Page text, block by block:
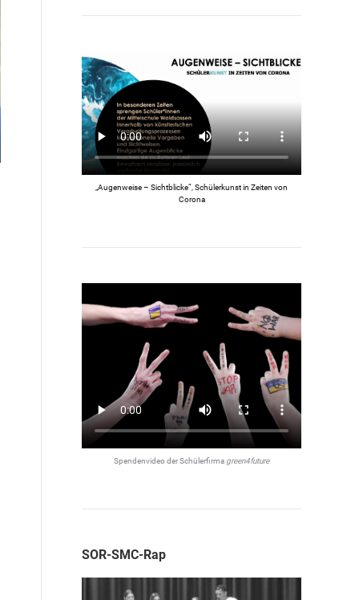
„Augenweise – Sichtblicke“, Schülerkunst in Zeiten von
Corona
Spendenvideo der Schülerfirma green4future
SOR-SMC-Rap